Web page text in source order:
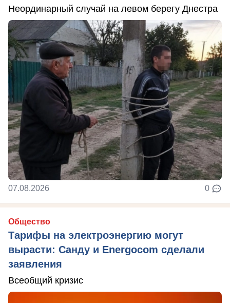
Неординарный случай на левом берегу Днестра
07.08.2026 0
Общество
Тарифы на электроэнергию могут
вырасти: Санду и Energocom сделали
заявления
Всеобщий кризис